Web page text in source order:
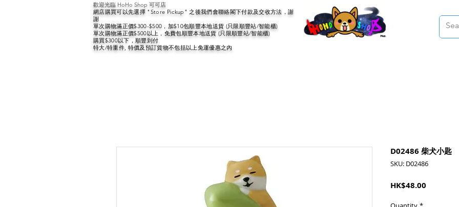
歡迎光臨 HoHo Shop 可可店
網店購買可以先選擇 "Store Pickup" 之後我們會聯絡閣下付款及交收方法，謝
謝
單次購物滿正價$300-$500，加$10包順豐本地送貨 (只限順豐站/智能櫃)
單次購物滿正價$500以上，免費包順豐本地送貨 (只限順豐站/智能櫃)
購買$300以下，順豐到付
特大/特重件, 特價及預訂貨物不包括以上免運優惠之內
D02486 柴犬小匙
SKU: D02486
HK$48.00